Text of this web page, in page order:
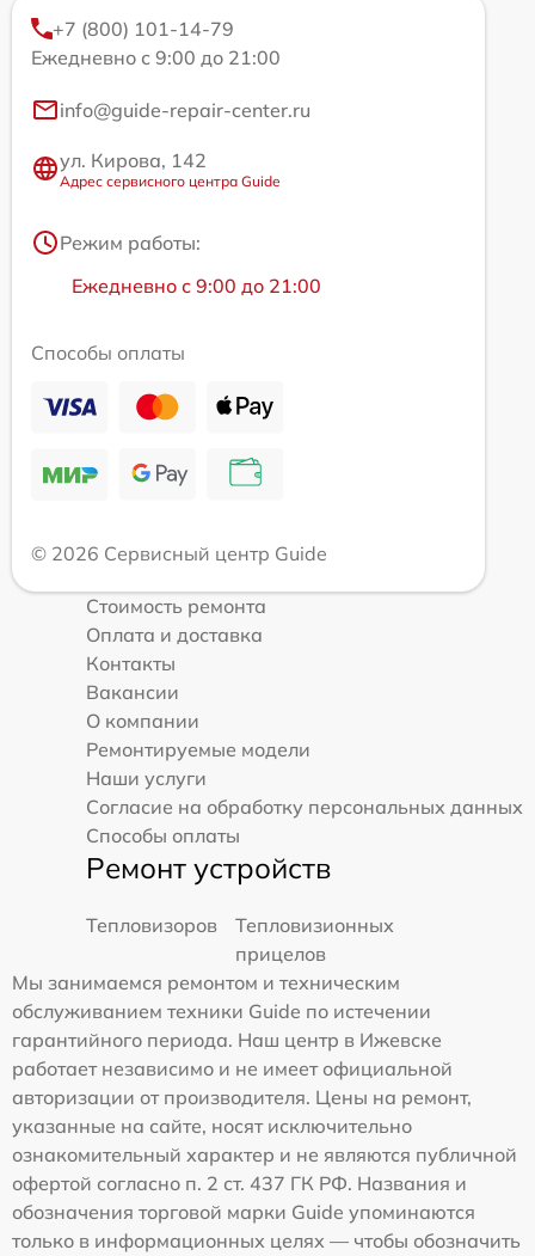
+7 (800) 101-14-79
Ежедневно с 9:00 до 21:00
info@guide-repair-center.ru
ул. Кирова, 142
Адрес сервисного центра Guide
Режим работы:
Ежедневно с 9:00 до 21:00
Способы оплаты
© 2026 Сервисный центр Guide
Стоимость ремонта
Оплата и доставка
Контакты
Вакансии
О компании
Ремонтируемые модели
Наши услуги
Согласие на обработку персональных данных
Способы оплаты
Ремонт устройств
Тепловизоров
Тепловизионных
прицелов
Мы занимаемся ремонтом и техническим
обслуживанием техники Guide по истечении
гарантийного периода. Наш центр в Ижевске
работает независимо и не имеет официальной
авторизации от производителя. Цены на ремонт,
указанные на сайте, носят исключительно
ознакомительный характер и не являются публичной
офертой согласно п. 2 ст. 437 ГК РФ. Названия и
обозначения торговой марки Guide упоминаются
только в информационных целях — чтобы обозначить